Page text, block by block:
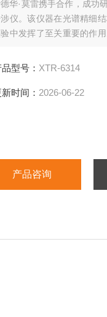
华·莫雷携手合作，成功
仪。该仪器在光谱精细
中发挥了至关重要的作
、非定域干涉、点光源、扩
型号： XTR-6314
时间： 2026-06-22
产品咨询